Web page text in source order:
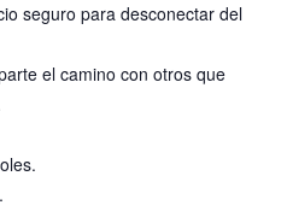
seguro para desconectar del
el camino con otros que